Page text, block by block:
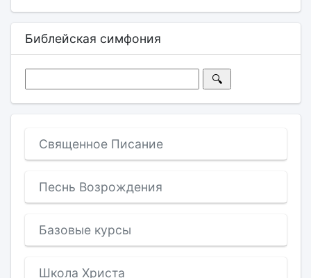
Библейская симфония
Священное Писание
Песнь Возрождения
Базовые курсы
Школа Христа